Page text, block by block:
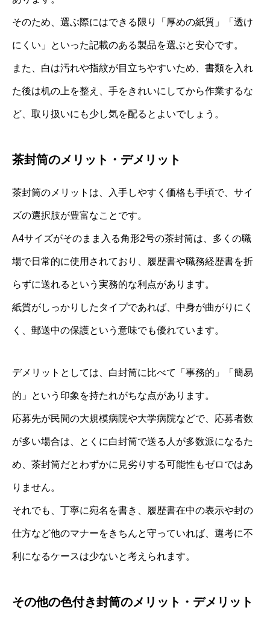
そのため、選ぶ際にはできる限り「厚めの紙質」「透け
にくい」といった記載のある製品を選ぶと安心です。
また、白は汚れや指紋が目立ちやすいため、書類を入れ
た後は机の上を整え、手をきれいにしてから作業するな
ど、取り扱いにも少し気を配るとよいでしょう。
茶封筒のメリット・デメリット
茶封筒のメリットは、入手しやすく価格も手頃で、サイ
ズの選択肢が豊富なことです。
A4サイズがそのまま入る角形2号の茶封筒は、多くの職
場で日常的に使用されており、履歴書や職務経歴書を折
らずに送れるという実務的な利点があります。
紙質がしっかりしたタイプであれば、中身が曲がりにく
く、郵送中の保護という意味でも優れています。
デメリットとしては、白封筒に比べて「事務的」「簡易
的」という印象を持たれがちな点があります。
応募先が民間の大規模病院や大学病院などで、応募者数
が多い場合は、とくに白封筒で送る人が多数派になるた
め、茶封筒だとわずかに見劣りする可能性もゼロではあ
りません。
それでも、丁寧に宛名を書き、履歴書在中の表示や封の
仕方など他のマナーをきちんと守っていれば、選考に不
利になるケースは少ないと考えられます。
その他の色付き封筒のメリット・デメリット